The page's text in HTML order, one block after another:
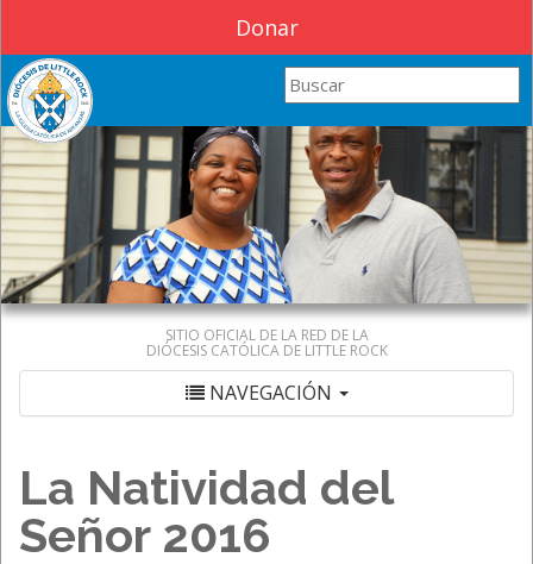
Donar
Search this site
SITIO OFICIAL DE LA RED DE LA
DIÓCESIS CATÓLICA DE LITTLE ROCK
NAVEGACIÓN
La Natividad del
Señor 2016